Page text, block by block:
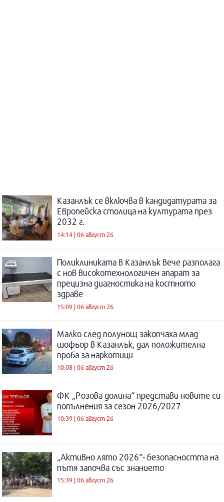
Казанлък се включва в кандидатурата за
Европейска столица на културата през
2032 г.
14:14 | 06 август 26
Поликлиниката в Казанлък вече разполага
с нов високотехнологичен апарат за
прецизна диагностика на костното
здраве
15:09 | 06 август 26
Малко след полунощ закопчаха млад
шофьор в Казанлък, дал положителна
проба за наркотици
10:08 | 06 август 26
ФК „Розова долина“ представи новите си
попълнения за сезон 2026/2027
10:39 | 06 август 26
„Активно лято 2026“- безопасността на
пътя започва със знанието
15:39 | 06 август 26